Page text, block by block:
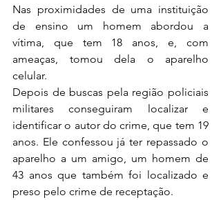
Nas proximidades de uma instituição
de ensino um homem abordou a
vítima, que tem 18 anos, e, com
ameaças, tomou dela o aparelho
celular.
Depois de buscas pela região policiais
militares conseguiram localizar e
identificar o autor do crime, que tem 19
anos. Ele confessou já ter repassado o
aparelho a um amigo, um homem de
43 anos que também foi localizado e
preso pelo crime de receptação.